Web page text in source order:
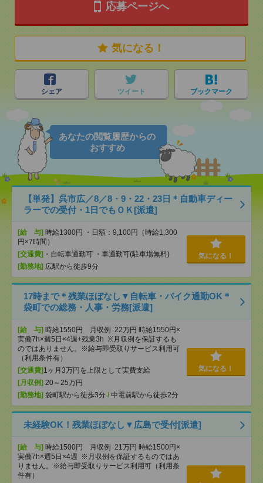
応募ページへ
気になる！
シェア ツイート ブックマーク
あなたの閲覧履歴からの
おすすめ
【単発】呉市広／8／8・9・22・23日＊自動車ディー
ラーでの受付・1日でもＯＫ[派遣]
[給 与] 時給1300円 ・日額：9,100円（時給1,300
円×7時間）
[交通費] ・自転車通勤可 ・車通勤可(駐車場無料)
[勤務地] 広駅から徒歩9分
気になる！
17時まで＊残業ほぼなし▼自転車・バイク通勤OK＊
袋町での総務・人事・労務[派遣]
[給 与] 時給1550円 月収例 22万円 時給1550円×
実働7h×週5日×4週+残業3h ※月収例を保証するも
のではありません。※給与即受取りサービス利用可
（利用条件有）
[交通費] 1ヶ月3万円を上限として実費支給
[月収例] 20～25万円
[勤務地] 袋町駅から徒歩3分 / 中電前駅から徒歩2分
気になる！
未経験OK！残業ほぼなし▼広島で受付[派遣]
[給 与] 時給1500円 月収例 21万円 時給1500円×
実働7h×週5日×4週 ※月収例を保証するものではあ
りません。※給与即受取りサービス利用可（利用条
件有）